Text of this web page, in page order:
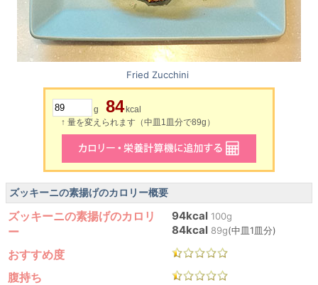
Fried Zucchini
g 84 kcal
↑ 量を変えられます（中皿1皿分で89g）
ズッキーニの素揚げのカロリー概要
ズッキーニの素揚げのカロリ
ー
94kcal 100g
84kcal 89g(中皿1皿分)
おすすめ度
腹持ち